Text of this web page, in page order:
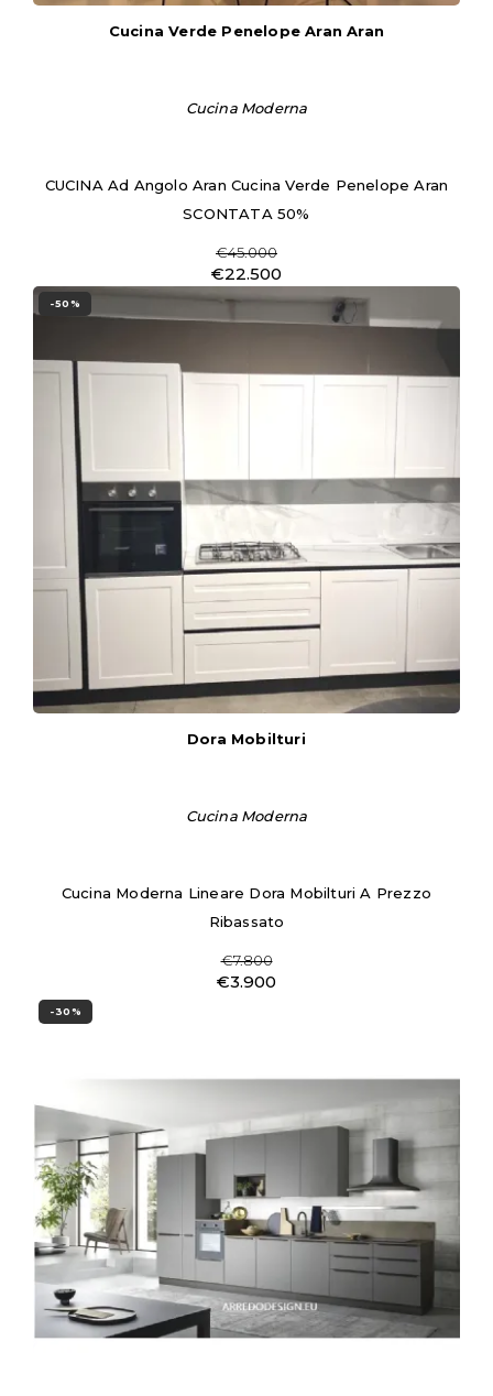
Cucina Verde Penelope Aran Aran
Cucina Moderna
CUCINA Ad Angolo Aran Cucina Verde Penelope Aran
SCONTATA 50%
€45.000
€22.500
-50%
Dora Mobilturi
Cucina Moderna
Cucina Moderna Lineare Dora Mobilturi A Prezzo
Ribassato
€7.800
€3.900
-30%